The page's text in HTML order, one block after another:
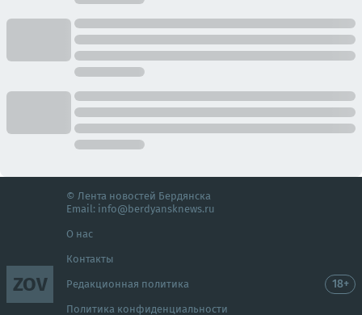
ZOV
© Лента новостей Бердянска
Email: info@berdyansknews.ru
О нас
Контакты
Редакционная политика
Политика конфиденциальности
18+